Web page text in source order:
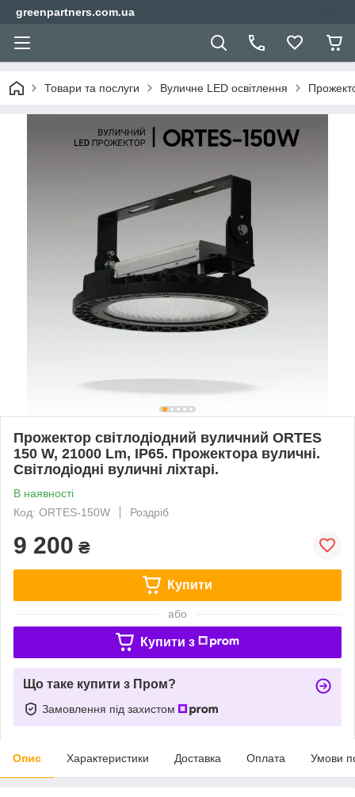
greenpartners.com.ua
Товари та послуги Вуличне LED освітлення
Прожектор світлодіодний вуличний ORTES
150 W, 21000 Lm, IP65. Прожектора вуличні.
Світлодіодні вуличні ліхтарі.
В наявності
Код: ORTES-150W
Роздріб
9 200 ₴
Купити
або
Купити з
Що таке купити з Пром?
Замовлення під захистом
Опис Характеристики Доставка Оплата Умови